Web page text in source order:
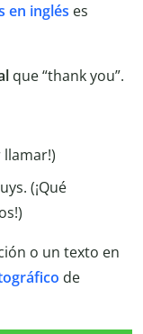
en inglés es
que “thank you”.
llamar!)
(¡Qué
o un texto en
de